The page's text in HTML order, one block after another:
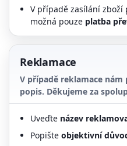
V případě zasílání
možná pouze platba
Reklamace
V případě reklamace nám
popis. Děkujeme za
Uveďte název
Popište objektivní